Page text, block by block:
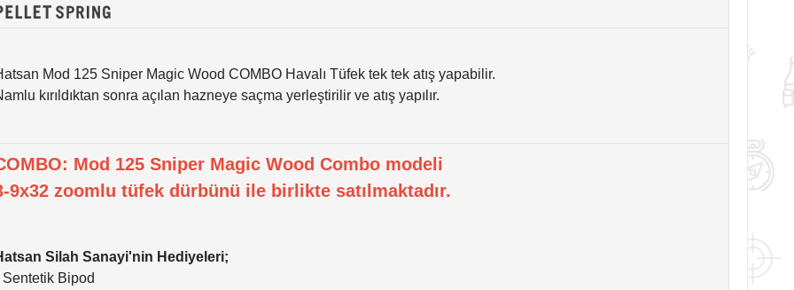
Mod 125 Sniper Magic Wood COMBO Havalı Tüfek tek tek atış yapabilir.
kırıldıktan sonra açılan hazneye saçma yerleştirilir ve atış yapılır.
Mod 125 Sniper Magic Wood Combo modeli
9x32 zoomlu tüfek dürbünü ile birlikte satılmaktadır.
Silah Sanayi'nin Hediyeleri;
Sentetik Bipod